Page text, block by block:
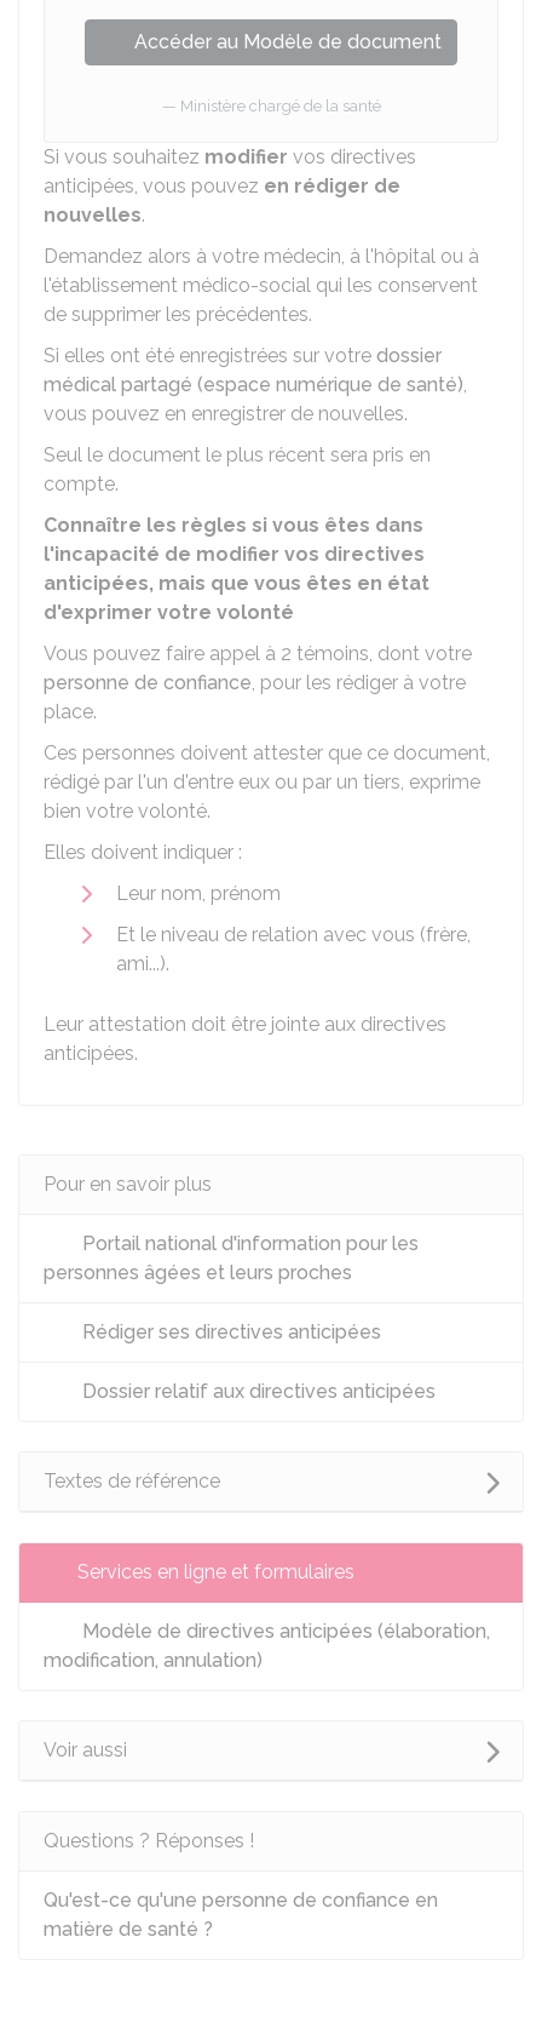
Accéder au Modèle de document
Ministère chargé de la santé
Si vous souhaitez modifier vos directives
anticipées, vous pouvez en rédiger de
nouvelles.
Demandez alors à votre médecin, à l'hôpital ou à
l'établissement médico-social qui les conservent
de supprimer les précédentes.
Si elles ont été enregistrées sur votre dossier
médical partagé (espace numérique de santé),
vous pouvez en enregistrer de nouvelles.
Seul le document le plus récent sera pris en
compte.
Connaître les règles si vous êtes dans
l'incapacité de modifier vos directives
anticipées, mais que vous êtes en état
d'exprimer votre volonté
Vous pouvez faire appel à 2 témoins, dont votre
personne de confiance, pour les rédiger à votre
place.
Ces personnes doivent attester que ce document,
rédigé par l'un d'entre eux ou par un tiers, exprime
bien votre volonté.
Elles doivent indiquer :
Leur nom, prénom
Et le niveau de relation avec vous (frère,
ami...).
Leur attestation doit être jointe aux directives
anticipées.
Pour en savoir plus
Portail national d'information pour les
personnes âgées et leurs proches
Rédiger ses directives anticipées
Dossier relatif aux directives anticipées
Textes de référence
Services en ligne et formulaires
Modèle de directives anticipées (élaboration,
modification, annulation)
Voir aussi
Questions ? Réponses !
Qu'est-ce qu'une personne de confiance en
matière de santé ?